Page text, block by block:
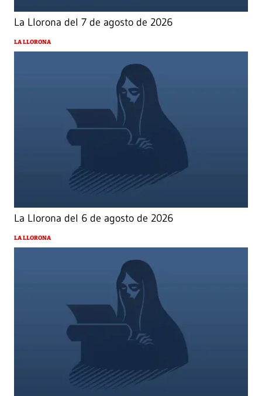
La Llorona del 7 de agosto de 2026
LA LLORONA
La Llorona del 6 de agosto de 2026
LA LLORONA